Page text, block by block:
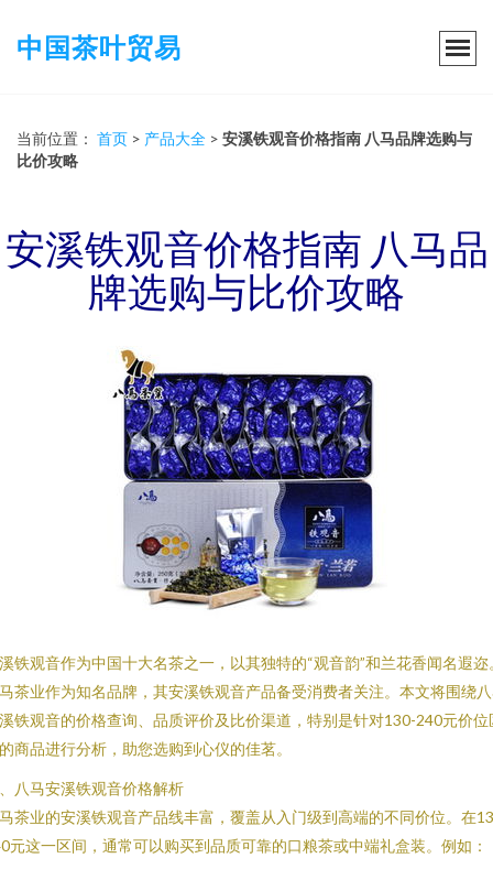
中国茶叶贸易
当前位置： 首页 > 产品大全 > 安溪铁观音价格指南 八马品牌选购与
比价攻略
安溪铁观音价格指南 八马品
牌选购与比价攻略
铁观音作为中国十大名茶之一，以其独特的“观音韵”和兰花香闻名遐迩
茶业作为知名品牌，其安溪铁观音产品备受消费者关注。本文将围绕
铁观音的价格查询、品质评价及比价渠道，特别是针对130-240元价位
商品进行分析，助您选购到心仪的佳茗。
八马安溪铁观音价格解析
茶业的安溪铁观音产品线丰富，覆盖从入门级到高端的不同价位。在
元这一区间，通常可以购买到品质可靠的口粮茶或中端礼盒装。例如：